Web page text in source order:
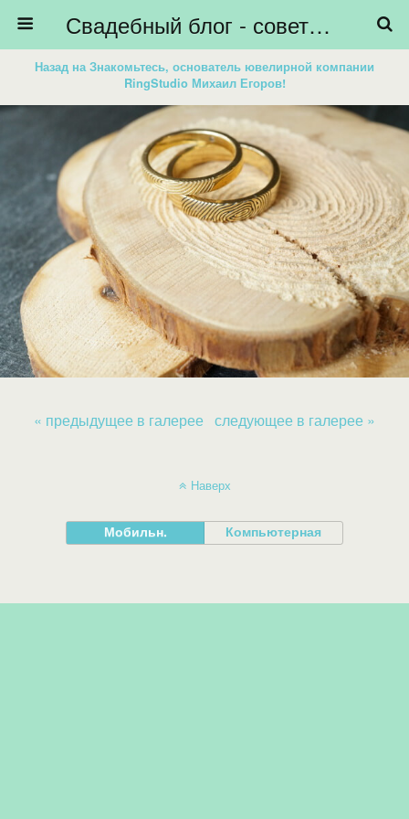
Свадебный блог - советы невестам, подготовка к свадьбе - HiBride
Назад на Знакомьтесь, основатель ювелирной компании
RingStudio Михаил Егоров!
« предыдущее в галерее следующее в галерее »
Наверх
Мобильн. Компьютерная